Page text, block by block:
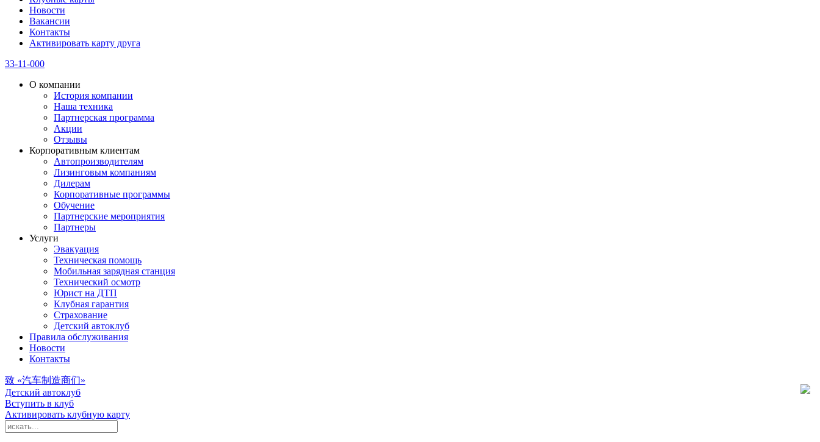
Новости
Вакансии
Контакты
Активировать карту друга
33-11-000
О компании
История компании
Наша техника
Партнерская программа
Акции
Отзывы
Корпоративным клиентам
Автопроизводителям
Лизинговым компаниям
Дилерам
Корпоративные программы
Обучение
Партнерские мероприятия
Партнеры
Услуги
Эвакуация
Техническая помощь
Мобильная зарядная станция
Технический осмотр
Юрист на ДТП
Клубная гарантия
Страхование
Детский автоклуб
Правила обслуживания
Новости
Контакты
致 «汽车制造商们»
Детский автоклуб
Вступить в клуб
Активировать клубную карту